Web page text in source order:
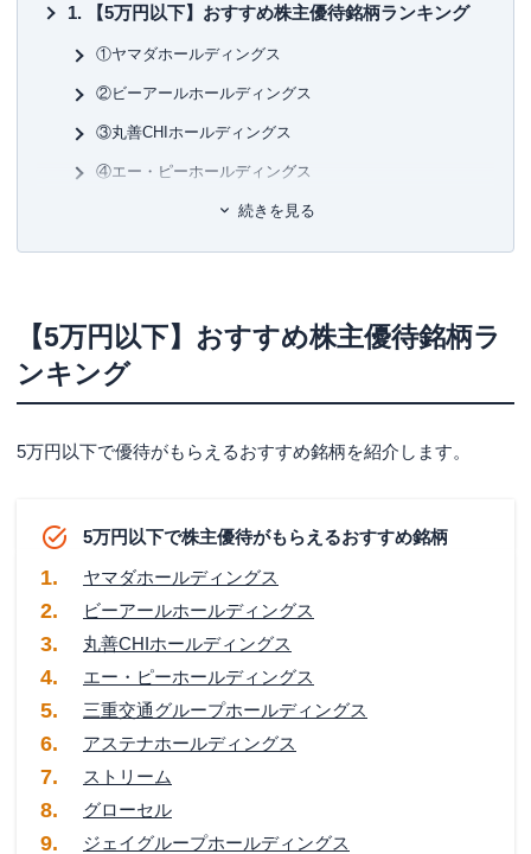
【5万円以下】おすすめ株主優待銘柄ランキング
①ヤマダホールディングス
②ビーアールホールディングス
③丸善CHIホールディングス
④エー・ピーホールディングス
⑤三重交通グループホールディングス
⑥アステナホールディングス
⑧グローセル
⑨ジェイグループホールディングス
【10万円以下】おすすめ株主優待銘柄ランキング
①株式会社ナック
③第一交通産業株式会社
④株式会社コジマ
⑤株式会社シード
⑥クリエイト・レストランツHD
⑦アトム
⑧中央倉庫
⑩コシダカホールディングス
【30万円以下】おすすめ株主優待銘柄ランキング
続きを見る
【5万円以下】おすすめ株主優待銘柄ラ
ンキング
5万円以下で優待がもらえるおすすめ銘柄を紹介します。
5万円以下で株主優待がもらえるおすすめ銘柄
ヤマダホールディングス
ビーアールホールディングス
丸善CHIホールディングス
エー・ピーホールディングス
三重交通グループホールディングス
アステナホールディングス
ストリーム
グローセル
ジェイグループホールディングス